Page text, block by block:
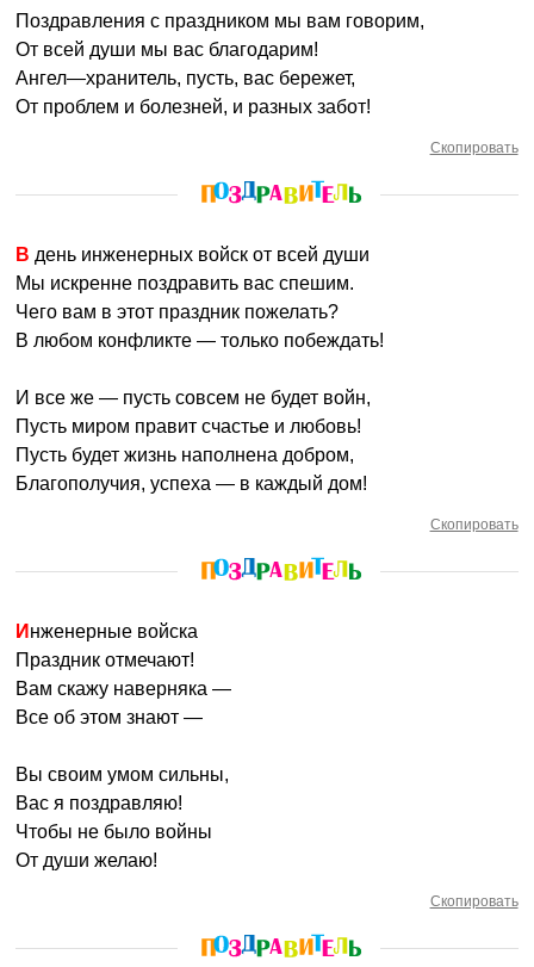
Поздравления с праздником мы вам говорим,
От всей души мы вас благодарим!
Ангел—хранитель, пусть, вас бережет,
От проблем и болезней, и разных забот!
Скопировать
В день инженерных войск от всей души
Мы искренне поздравить вас спешим.
Чего вам в этот праздник пожелать?
В любом конфликте — только побеждать!
И все же — пусть совсем не будет войн,
Пусть миром правит счастье и любовь!
Пусть будет жизнь наполнена добром,
Благополучия, успеха — в каждый дом!
Скопировать
Инженерные войска
Праздник отмечают!
Вам скажу наверняка —
Все об этом знают —
Вы своим умом сильны,
Вас я поздравляю!
Чтобы не было войны
От души желаю!
Скопировать